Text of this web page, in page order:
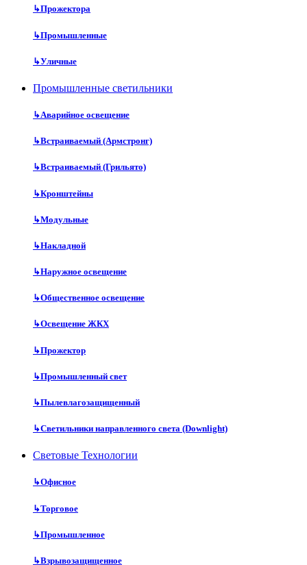
↳Прожектора
↳Промышленные
↳Уличные
Промышленные светильники
↳Аварийное освещение
↳Встраиваемый (Армстронг)
↳Встраиваемый (Грильято)
↳Кронштейны
↳Модульные
↳Накладной
↳Наружное освещение
↳Общественное освещение
↳Освещение ЖКХ
↳Прожектор
↳Промышленный свет
↳Пылевлагозащищенный
↳Светильники направленного света (Downlight)
Световые Технологии
↳Офисное
↳Торговое
↳Промышленное
↳Взрывозащищенное